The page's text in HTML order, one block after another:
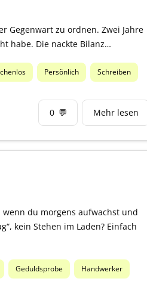
Gegenwart zu ordnen. Zwei Jahre
habe. Die nackte Bilanz…
Persönlich Schreiben
0 💬 Mehr lesen
du morgens aufwachst und
kein Stehen im Laden? Einfach
Geduldsprobe Handwerker